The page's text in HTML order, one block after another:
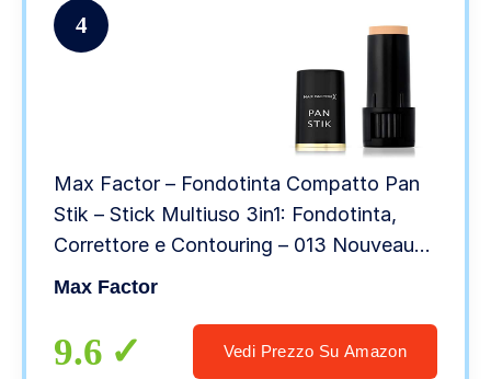
4
Max Factor – Fondotinta Compatto Pan
Stik – Stick Multiuso 3in1: Fondotinta,
Correttore e Contouring – 013 Nouveau
Beige – 9 g
Max Factor
9.6 Vedi Prezzo Su Amazon